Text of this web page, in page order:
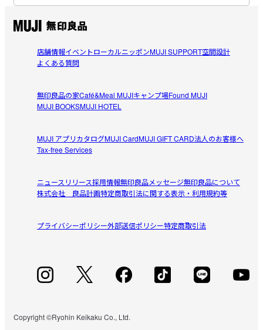
動かすたびに塗装がボロボロと落ちてきて最悪でした。デ
ザインは気に入っているので残念です。
参考になった（6人）
2025/12/09
今までバラバラになりがちだったドライバーやレンチいろ
見た目も可愛くお気に入りです
Bonifatius
2025/11/09
重すぎるというわけでもない
す。ただし、留め具の部分の塗装は剥がれやすいようで
すべてのレビューを見る 閉じる
店舗情報イベントローカルニッポンMUJI SUPPORT空間設計
よくある質問
無印良品の家Café&Meal MUJIキャンプ場Found MUJI
MUJI BOOKSMUJI HOTEL
MUJI アプリカタログMUJI CardMUJI GIFT CARD法人のお客様へ
Tax-free Services
ニュースリリース採用情報無印良品メッセージ無印良品について
株式会社 良品計画特定商取引法に関する表示・利用規約等
プライバシーポリシー外部送信ポリシー特定商取引法
Copyright ©Ryohin Keikaku Co., Ltd.